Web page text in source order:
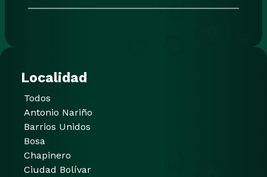
Localidad
Todos
Antonio Nariño
Barrios Unidos
Bosa
Chapinero
Ciudad Bolívar